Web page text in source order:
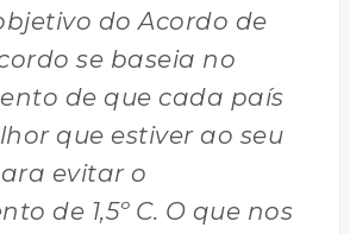
do Acordo de
se baseia no
de que cada país
que estiver ao seu
evitar o
de 1,5º C. O que nos